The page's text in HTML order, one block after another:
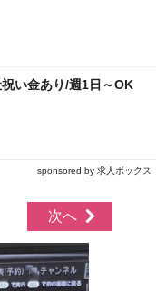
い金あり/週1日～OK
sponsored by 求人ボックス
次へ